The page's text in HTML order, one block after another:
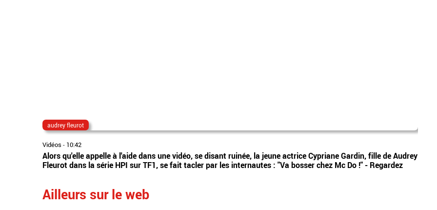
audrey fleurot
Vidéos - 10:42
Alors qu'elle appelle à l'aide dans une vidéo, se disant ruinée, la jeune actrice Cypriane Gardin, fille de Audrey
Fleurot dans la série HPI sur TF1, se fait tacler par les internautes : "Va bosser chez Mc Do !" - Regardez
Ailleurs sur le web